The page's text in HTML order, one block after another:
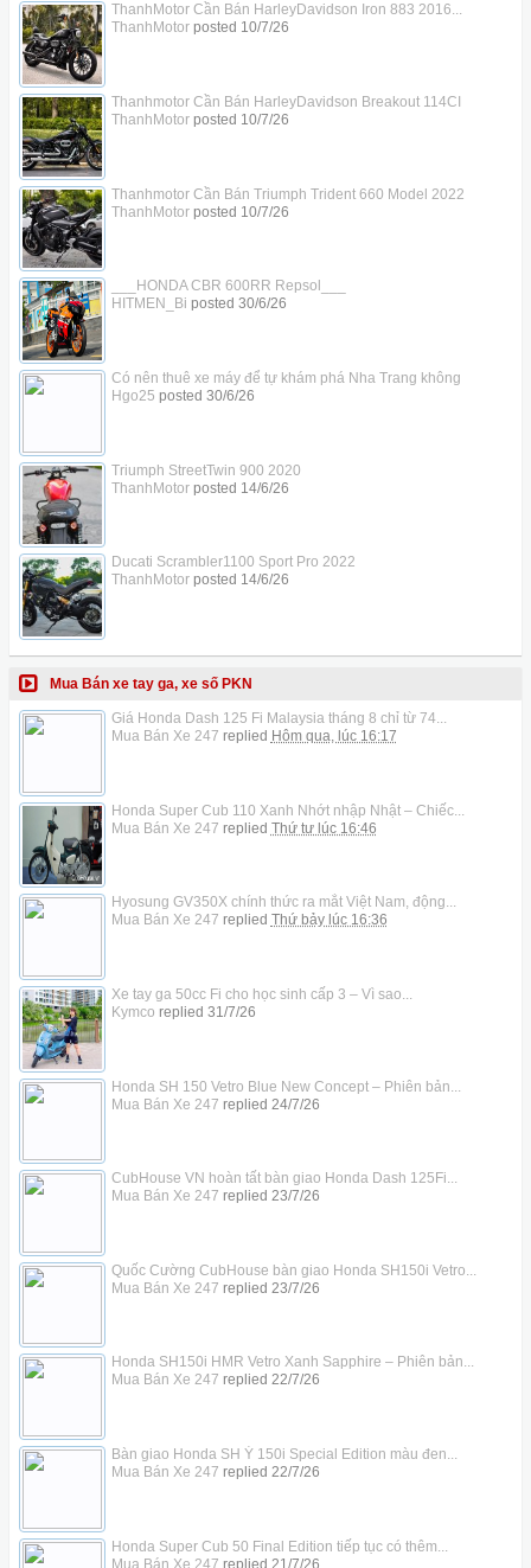
ThanhMotor Cần Bán HarleyDavidson Iron 883 2016...
ThanhMotorposted 10/7/26
Thanhmotor Cần Bán HarleyDavidson Breakout 114CI
ThanhMotorposted 10/7/26
Thanhmotor Cần Bán Triumph Trident 660 Model 2022
ThanhMotorposted 10/7/26
___HONDA CBR 600RR Repsol___
HITMEN_Bi posted 30/6/26
Có nên thuê xe máy để tự khám phá Nha Trang không
Hgo25 posted 30/6/26
Triumph StreetTwin 900 2020
ThanhMotorposted 14/6/26
Ducati Scrambler1100 Sport Pro 2022
ThanhMotorposted 14/6/26
Mua Bán xe tay ga, xe số PKN
Giá Honda Dash 125 Fi Malaysia tháng 8 chỉ từ 74...
Mua Bán Xe 247 replied Hôm qua, lúc 16:17
Honda Super Cub 110 Xanh Nhớt nhập Nhật – Chiếc...
Mua Bán Xe 247 replied Thứ tư lúc 16:46
Hyosung GV350X chính thức ra mắt Việt Nam, động...
Mua Bán Xe 247 replied Thứ bảy lúc 16:36
Xe tay ga 50cc Fi cho học sinh cấp 3 – Vì sao...
Kymco replied 31/7/26
Honda SH 150 Vetro Blue New Concept – Phiên bản...
Mua Bán Xe 247 replied 24/7/26
CubHouse VN hoàn tất bàn giao Honda Dash 125Fi...
Mua Bán Xe 247 replied 23/7/26
Quốc Cường CubHouse bàn giao Honda SH150i Vetro...
Mua Bán Xe 247 replied 23/7/26
Honda SH150i HMR Vetro Xanh Sapphire – Phiên bản...
Mua Bán Xe 247 replied 22/7/26
Bàn giao Honda SH Ý 150i Special Edition màu đen...
Mua Bán Xe 247 replied 22/7/26
Honda Super Cub 50 Final Edition tiếp tục có thêm...
Mua Bán Xe 247 replied 21/7/26